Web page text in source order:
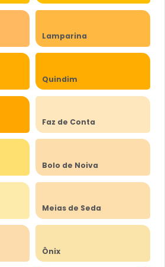
Lamparina
Quindim
Faz de Conta
Bolo de Noiva
Meias de Seda
Ônix